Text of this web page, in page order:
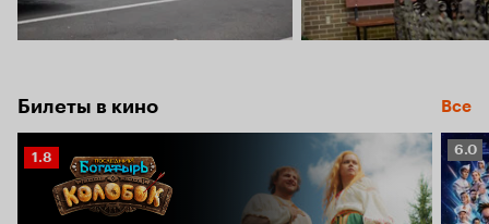
Билеты в кино Все
Рейтинг
Кинопоиска
1.8
6.0
6.0